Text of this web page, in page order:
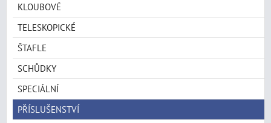
KLOUBOVÉ
TELESKOPICKÉ
ŠTAFLE
SCHŮDKY
SPECIÁLNÍ
PŘÍSLUŠENSTVÍ